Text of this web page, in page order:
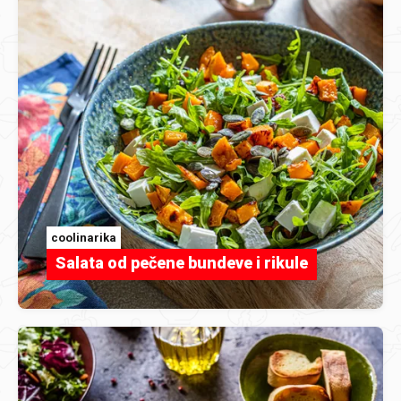
coolinarika
Salata od pečene bundeve i rikule